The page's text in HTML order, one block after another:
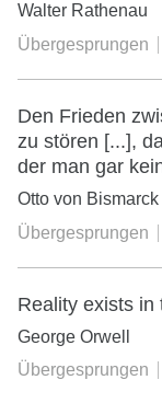
Walter Rathenau
Übergesprungen
Den Frieden
zu stören [...],
der man gar
Otto von Bismarck
Übergesprungen
Reality exists in
George Orwell
Übergesprungen